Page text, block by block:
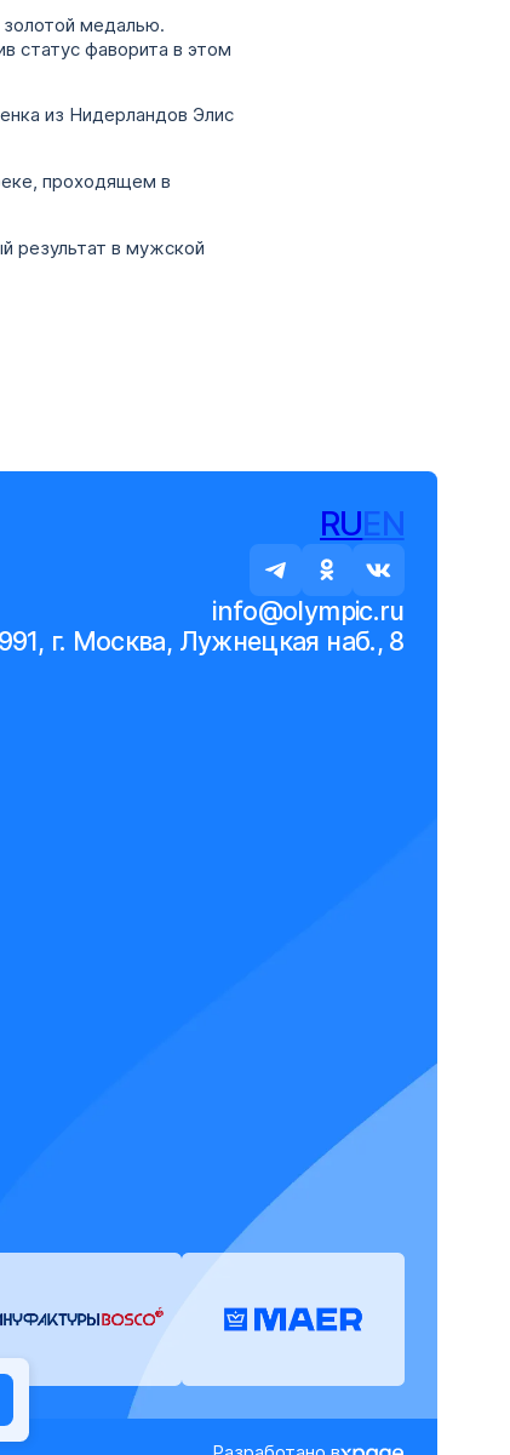
золотой медалью.
статус фаворита в этом
из Нидерландов Элис
проходящем в
результат в мужской
RUEN
info@olympic.ru
г. Москва, Лужнецкая наб., 8